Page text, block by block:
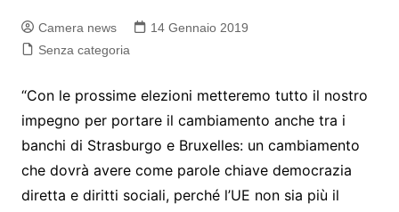
Camera news
14 Gennaio 2019
Senza categoria
“Con le prossime elezioni metteremo tutto il nostro
impegno per portare il cambiamento anche tra i
banchi di Strasburgo e Bruxelles: un cambiamento
che dovrà avere come parole chiave democrazia
diretta e diritti sociali, perché l’UE non sia più il